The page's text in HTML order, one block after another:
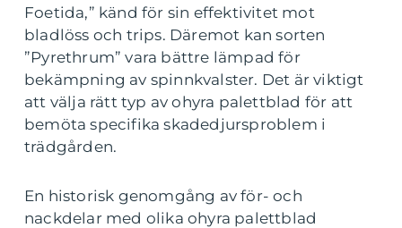
Foetida,” känd för sin effektivitet mot
bladlöss och trips. Däremot kan sorten
”Pyrethrum” vara bättre lämpad för
bekämpning av spinnkvalster. Det är viktigt
att välja rätt typ av ohyra palettblad för att
bemöta specifika skadedjursproblem i
trädgården.
En historisk genomgång av för- och
nackdelar med olika ohyra palettblad